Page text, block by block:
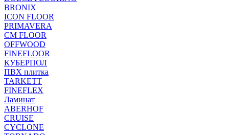
BRONIX
ICON FLOOR
PRIMAVERA
CM FLOOR
OFFWOOD
FINEFLOOR
КУБЕРПОЛ
ПВХ плитка
TARKETT
FINEFLEX
Ламинат
ABERHOF
CRUISE
CYCLONE